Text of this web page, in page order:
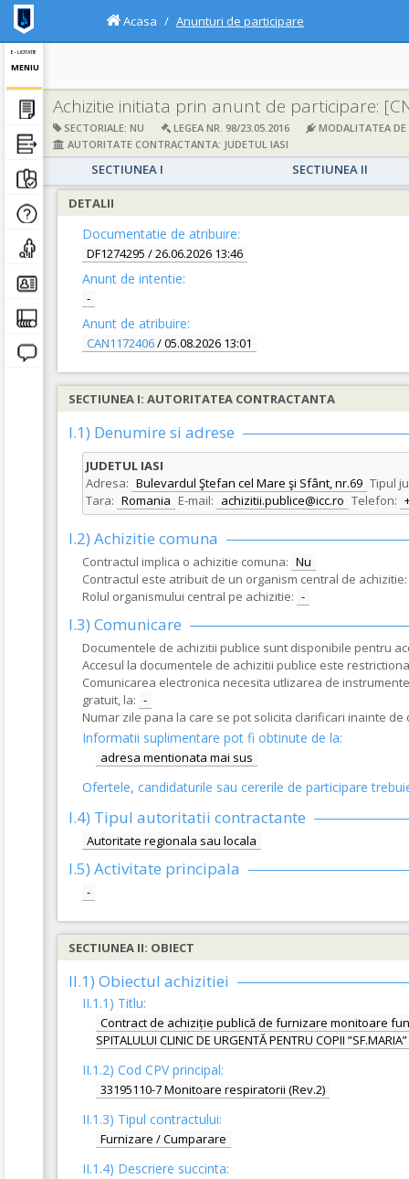
E - LICITATIE
MENIU
Acasa Anunturi de participare
Achizitie initiata prin anunt de participare:
SECTORIALE: NU LEGEA NR. 98/23.05.2016 MODALITATEA DE
AUTORITATE CONTRACTANTA: JUDETUL IASI
SECTIUNEA I SECTIUNEA II
DETALII
Documentatie de atribuire:
DF1274295 / 26.06.2026 13:46
Anunt de intentie:
-
Anunt de atribuire:
CAN1172406/ 05.08.2026 13:01
SECTIUNEA I: AUTORITATEA CONTRACTANTA
I.1) Denumire si adrese
JUDETUL IASI
Adresa: Bulevardul Ştefan cel Mare şi Sfânt, nr.69 Tipul
Tara: Romania E-mail: achizitii.publice@icc.ro Telefon:
I.2) Achizitie comuna
Contractul implica o achizitie comuna: Nu
Contractul este atribuit de un organism central de achizitie:
Rolul organismului central pe achizitie: -
I.3) Comunicare
Documentele de achizitii publice sunt disponibile pentru
Accesul la documentele de achizitii publice este
Comunicarea electronica necesita utlizarea de
gratuit, la: -
Numar zile pana la care se pot solicita clarificari inainte
Informatii suplimentare pot fi obtinute de la:
adresa mentionata mai sus
Ofertele, candidaturile sau cererile de participare
I.4) Tipul autoritatii contractante
Autoritate regionala sau locala
I.5) Activitate principala
-
SECTIUNEA II: OBIECT
II.1) Obiectul achizitiei
II.1.1) Titlu:
Contract de achiziție publică de furnizare monitoare functii
SPITALULUI CLINIC DE URGENTĂ PENTRU COPII
II.1.2) Cod CPV principal:
33195110-7 Monitoare respiratorii (Rev.2)
II.1.3) Tipul contractului:
Furnizare / Cumparare
II.1.4) Descriere succinta: